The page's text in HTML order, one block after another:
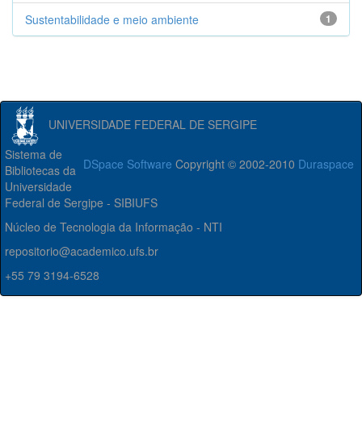
1
Sustentabilidade e meio ambiente
UNIVERSIDADE FEDERAL DE SERGIPE
DSpace Software Copyright © 2002-2010 Duraspace
Sistema de
Bibliotecas da
Universidade
Federal de Sergipe - SIBIUFS
Núcleo de Tecnologia da Informação - NTI
repositorio@academico.ufs.br
+55 79 3194-6528